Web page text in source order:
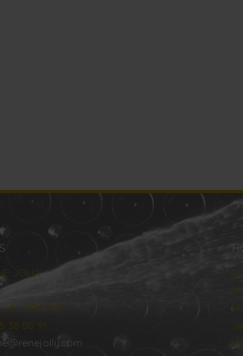
JOLLY
- FRANCE
38 50 91